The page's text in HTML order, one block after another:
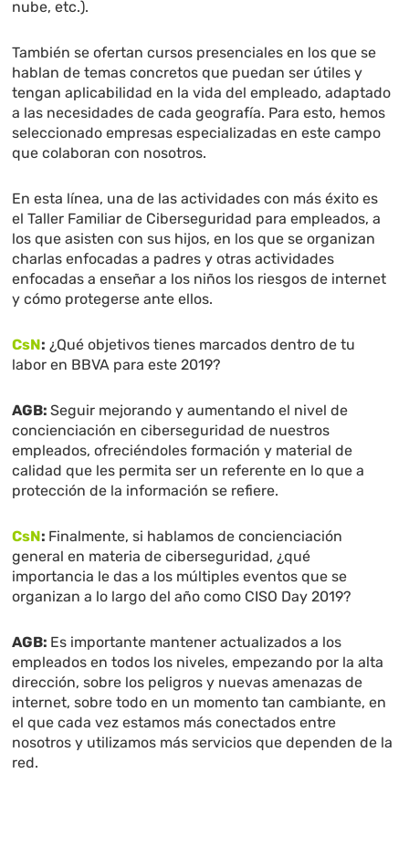
nube, etc.).
También se ofertan cursos presenciales en los que se
hablan de temas concretos que puedan ser útiles y
tengan aplicabilidad en la vida del empleado, adaptado
a las necesidades de cada geografía. Para esto, hemos
seleccionado empresas especializadas en este campo
que colaboran con nosotros.
En esta línea, una de las actividades con más éxito es
el Taller Familiar de Ciberseguridad para empleados, a
los que asisten con sus hijos, en los que se organizan
charlas enfocadas a padres y otras actividades
enfocadas a enseñar a los niños los riesgos de internet
y cómo protegerse ante ellos.
CsN: ¿Qué objetivos tienes marcados dentro de tu
labor en BBVA para este 2019?
AGB:Seguir mejorando y aumentando el nivel de
concienciación en ciberseguridad de nuestros
empleados, ofreciéndoles formación y material de
calidad que les permita ser un referente en lo que a
protección de la información se refiere.
CsN: Finalmente, si hablamos de concienciación
general en materia de ciberseguridad, ¿qué
importancia le das a los múltiples eventos que se
organizan a lo largo del año como CISO Day 2019?
AGB: Es importante mantener actualizados a los
empleados en todos los niveles, empezando por la alta
dirección, sobre los peligros y nuevas amenazas de
internet, sobre todo en un momento tan cambiante, en
el que cada vez estamos más conectados entre
nosotros y utilizamos más servicios que dependen de la
red.